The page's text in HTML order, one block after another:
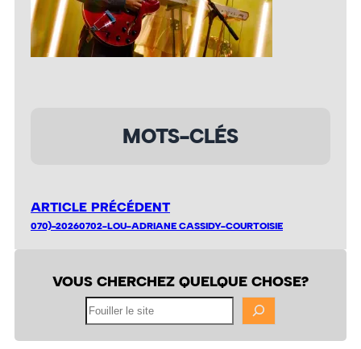
MOTS-CLÉS
ARTICLE PRÉCÉDENT
070)-20260702-LOU-ADRIANE CASSIDY-COURTOISIE
VOUS CHERCHEZ QUELQUE CHOSE?